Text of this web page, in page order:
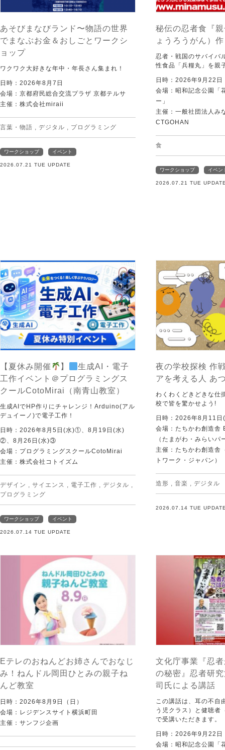
あそびまなびランド〜物語の世界
でまなぶお金＆おしごとワークシ
ョップ
ワクワク大好きな年中・年長さん集まれ！
日時：2026年8月7日
会場：京都府民総合交流プラザ 京都テルサ
主催：株式会社miraii
言葉・物語 , デジタル , プログラミング
ワークショップ イベント
2026.07.21 TUE UPDATE
秘伝の忍者食『
ょうろうがん）
忍者・戦国のサバイバ
性食品「兵糧丸」を親
日時：2026年9月22日
会場：昭和記念公園「
ー」
主催：一般社団法人み
CTGOHAN
食
ワークショップ イベン
2026.07.21 TUE
【夏休み開催 】
生成AI・電子
工作イベント＠プログラミングス
クールCotoMirai（南青山教室）
生成AIでHP作りにチャレンジ！Arduino(アル
デュイーノ)で電子工作！
日時：2026年8月5日(水)①、8月19日(水)
②、8月26日(水)③
会場：プログラミングスクールCotoMirai
主催：株式会社コトイズム
デザイン , サイエンス , 電子工作 , デジタル ,
プログラミング
ワークショップ イベント
2026.07.14 TUE UPDATE
夜の学校探検 作
アを考える人 あ
わくわくどきどきな仕
校で皆を驚かせよう!
日時：2026年8月11日
会場：たちかわ創造舎
（たまがわ・みらいパ
主催：たちかわ創造舎
トワーク・ジャパン）
造形 , 音楽 , デジタル
2026.07.14 TUE
Eテレのおねんどお姉さんでおなじ
み！ねんドル岡田ひとみの親子ね
んど教室
日時：2026年8月9日（日）
会場：レジデンスサイト横浜町田
主催：サンフジ企画
文化庁事業『忍
の秘密』忍者研
司氏による講話
この講話は、耳の不自
う児クラス）と健聴者
で受講いただきます。
日時：2026年9月22日
会場：昭和記念公園「